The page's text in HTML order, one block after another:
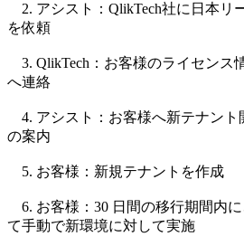
2. アシスト：QlikTech社に日本リ
を依頼
3. QlikTech：お客様のライセンス
へ連絡
4. アシスト：お客様へ新テナント
の案内
5. お客様：新規テナントを作成
6. お客様：30 日間の移行期間内
て手動で新環境に対して実施